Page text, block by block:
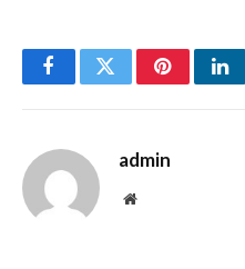
FacebookTwitterPinterest
admin
Website